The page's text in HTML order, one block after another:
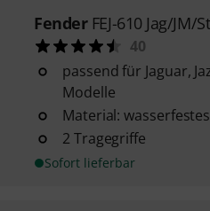
Fender FEJ-610 Jag/JM/
40
passend für Jaguar,
Modelle
Material:
2 Tragegriffe
Sofort lieferbar